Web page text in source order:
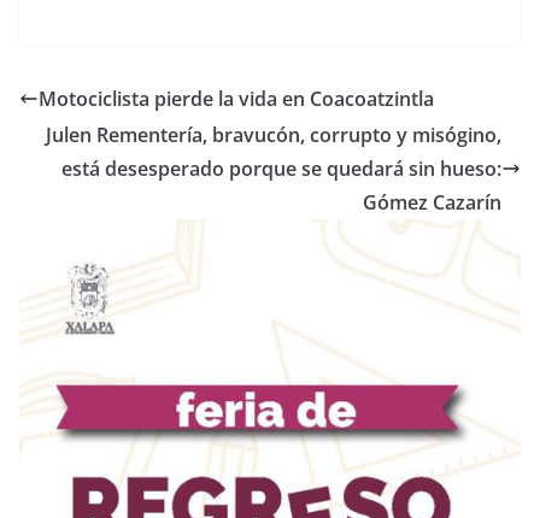
Motociclista pierde la vida en Coacoatzintla
Julen Rementería, bravucón, corrupto y misógino,
está desesperado porque se quedará sin hueso:
Gómez Cazarín